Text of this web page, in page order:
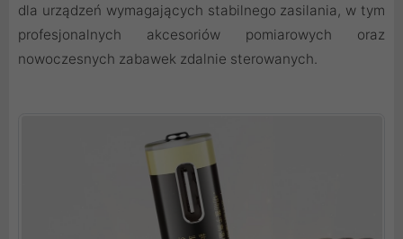
dla urządzeń wymagających stabilnego zasilania, w tym
profesjonalnych akcesoriów pomiarowych oraz
nowoczesnych zabawek zdalnie sterowanych.